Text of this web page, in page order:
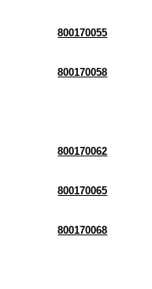
800170055
800170058
800170062
800170065
800170068